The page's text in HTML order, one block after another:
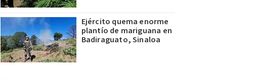
Ejército quema enorme
plantío de mariguana en
Badiraguato, Sinaloa